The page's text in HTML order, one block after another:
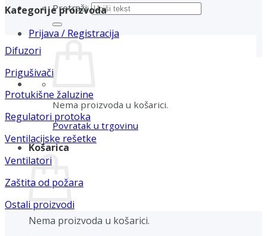
Pretraži:
Prijava / Registracija
Nema proizvoda u košarici.
Povratak u trgovinu
Košarica
Nema proizvoda u košarici.
Kategorije proizvoda
Difuzori
Prigušivači
Protukišne žaluzine
Regulatori protoka
Ventilacijske rešetke
Ventilatori
Zaštita od požara
Ostali proizvodi